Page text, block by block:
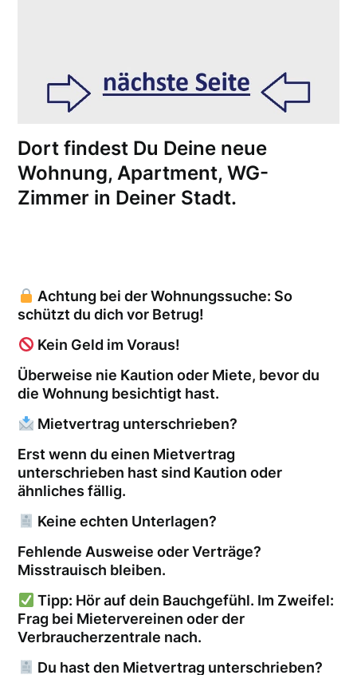
Dort findest Du Deine neue
Wohnung, Apartment, WG-
Zimmer in Deiner Stadt.
Achtung bei der Wohnungssuche: So
schützt du dich vor Betrug!
Kein Geld im Voraus!
Überweise nie Kaution oder Miete, bevor du
die Wohnung besichtigt hast.
Mietvertrag unterschrieben?
Erst wenn du einen Mietvertrag
unterschrieben hast sind Kaution oder
ähnliches fällig.
Keine echten Unterlagen?
Fehlende Ausweise oder Verträge?
Misstrauisch bleiben.
Tipp: Hör auf dein Bauchgefühl. Im Zweifel:
Frag bei Mietervereinen oder der
Verbraucherzentrale nach.
Du hast den Mietvertrag unterschrieben?